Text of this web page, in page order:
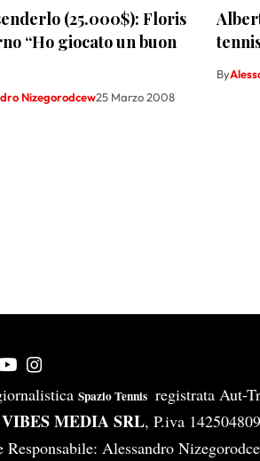
(25.000$): Floris
“Ho giocato un buon
Nizegorodcew25 Marzo 2008
By
Spazio Tennis registrata Aut-
VIBES MEDIA SRL, P.iva
Responsabile: Alessandro